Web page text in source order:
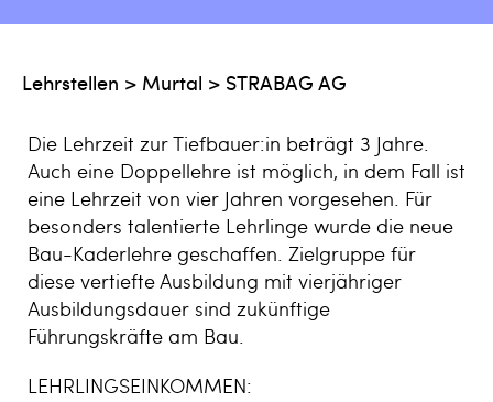
Lehrstellen > Murtal > STRABAG AG
Die Lehrzeit zur Tiefbauer:in beträgt 3 Jahre.
Auch eine Doppellehre ist möglich, in dem Fall ist
eine Lehrzeit von vier Jahren vorgesehen. Für
besonders talentierte Lehrlinge wurde die neue
Bau-Kaderlehre geschaffen. Zielgruppe für
diese vertiefte Ausbildung mit vierjähriger
Ausbildungsdauer sind zukünftige
Führungskräfte am Bau.
LEHRLINGSEINKOMMEN: